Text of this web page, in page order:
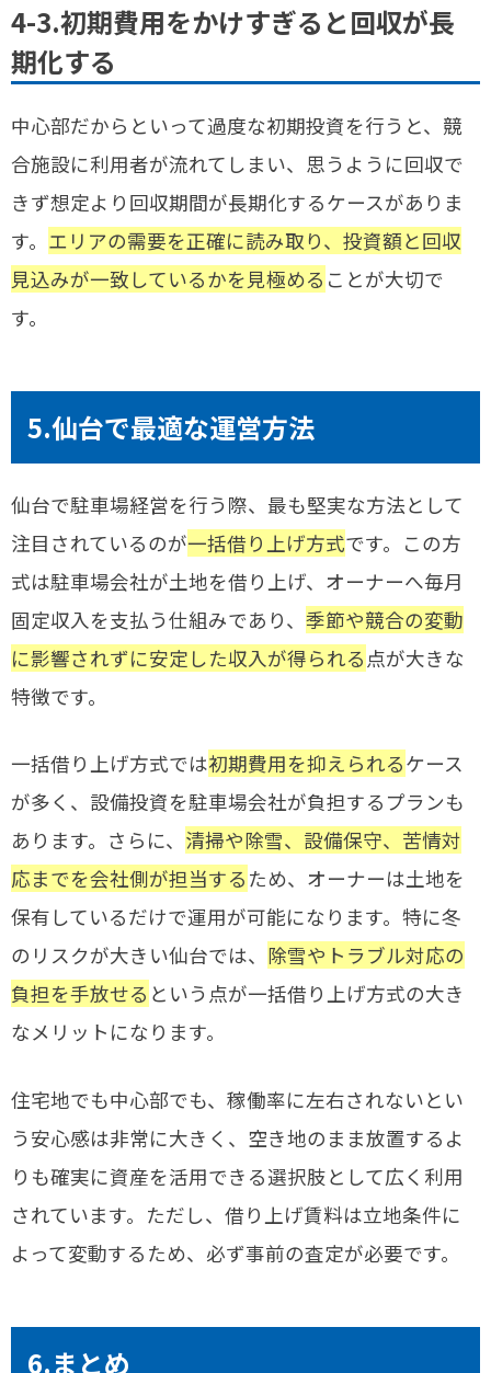
4-3.初期費用をかけすぎると回収が長
期化する
中心部だからといって過度な初期投資を行うと、競
合施設に利用者が流れてしまい、思うように回収で
きず想定より回収期間が長期化するケースがありま
す。 エリアの需要を正確に読み取り、投資額と回収
見込みが一致しているかを見極める ことが大切で
す。
5.仙台で最適な運営方法
仙台で駐車場経営を行う際、最も堅実な方法として
注目されているのが一括借り上げ方式です。この方
式は駐車場会社が土地を借り上げ、オーナーへ毎月
固定収入を支払う仕組みであり、 季節や競合の変動
に影響されずに安定した収入が得られる 点が大きな
特徴です。
一括借り上げ方式では初期費用を抑えられるケース
が多く、設備投資を駐車場会社が負担するプランも
あります。さらに、 清掃や除雪、設備保守、苦情対
応までを会社側が担当する ため、オーナーは土地を
保有しているだけで運用が可能になります。特に冬
のリスクが大きい仙台では、 除雪やトラブル対応の
負担を手放せる という点が一括借り上げ方式の大き
なメリットになります。
住宅地でも中心部でも、稼働率に左右されないとい
う安心感は非常に大きく、空き地のまま放置するよ
りも確実に資産を活用できる選択肢として広く利用
されています。ただし、借り上げ賃料は立地条件に
よって変動するため、必ず事前の査定が必要です。
6.まとめ